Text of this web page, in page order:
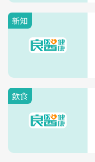
新知
飲食